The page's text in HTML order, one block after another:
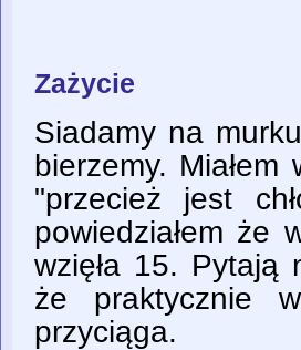
Zażycie
Siadamy na
bierzemy.
"przecież jest
powiedziałem że
wzięła 15. Pytają
że praktycznie
przyciąga.